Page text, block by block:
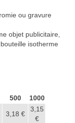
ou gravure
objet publicitaire,
isotherme
500
1000
3,18 €
3,15
€